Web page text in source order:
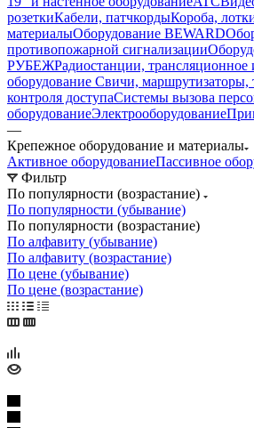
розеткиКабели, патчкордыКороба,
материалыОборудование BEWARD
противопожарной сигнализации
РУБЕЖРадиостанции, трансляционное
оборудование Свичи, маршрутизаторы,
контроля доступаСистемы вызова
оборудованиеЭлектрооборудование
—
Крепежное оборудование и материалы
Активное оборудованиеПассивное
Фильтр
По популярности (возрастание)
По популярности (убывание)
По популярности (возрастание)
По алфавиту (убывание)
По алфавиту (возрастание)
По цене (убывание)
По цене (возрастание)